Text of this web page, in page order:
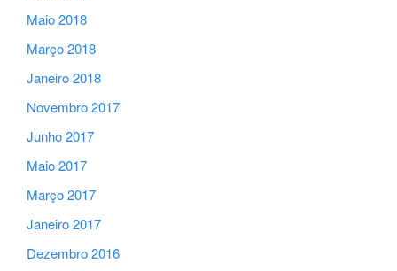
Maio 2018
Março 2018
Janeiro 2018
Novembro 2017
Junho 2017
Maio 2017
Março 2017
Janeiro 2017
Dezembro 2016